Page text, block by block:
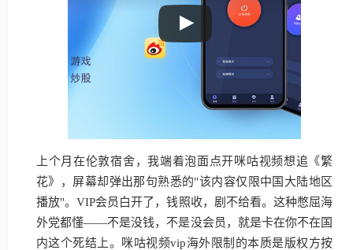
上个月在伦敦宿舍，我端着泡面点开咪咕视频想追《繁
花》，屏幕却弹出那句熟悉的"该内容仅限中国大陆地区
播放"。VIP会员白开了，钱照收，剧不给看。这种憋屈海
外党都懂——不是没钱，不是没会员，就是卡在你不在国
内这个死结上。咪咕视频vip海外限制的本质是版权方按